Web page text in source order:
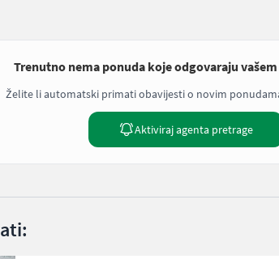
Trenutno nema ponuda koje odgovaraju
Želite li automatski primati obavijesti o novim
Aktiviraj agenta pretrage